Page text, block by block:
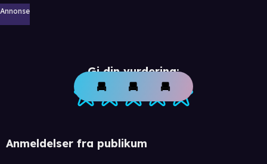
Annonse
Gi din vurdering:
Anmeldelser fra publikum